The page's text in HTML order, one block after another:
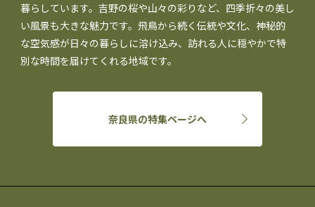
暮らしています。吉野の桜や山々の彩りなど、四季折々の美し
い風景も大きな魅力です。飛鳥から続く伝統や文化、神秘的
な空気感が日々の暮らしに溶け込み、訪れる人に穏やかで特
別な時間を届けてくれる地域です。
奈良県の特集ページへ